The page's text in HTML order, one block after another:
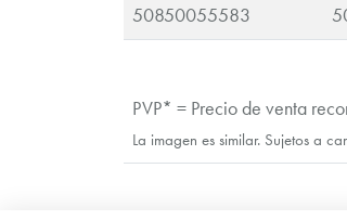
50850055583
PVP* = Precio de venta
La imagen es similar. Sujetos a